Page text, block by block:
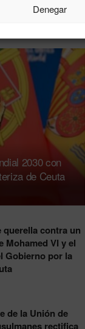
Denegar
2030 con
de Ceuta
querella contra un
Mohamed VI y el
Gobierno por la
de la Unión de
rectifica